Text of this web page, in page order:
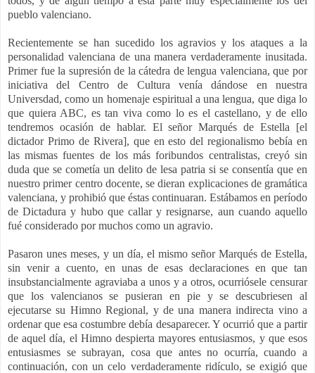
pueblo valenciano.
Recientemente se han sucedido los agravios y los ataques a la
personalidad valenciana de una manera verdaderamente inusitada.
Primer fue la supresión de la cátedra de lengua valenciana, que por
iniciativa del Centro de Cultura venía dándose en nuestra
Universdad, como un homenaje espiritual a una lengua, que diga lo
que quiera ABC, es tan viva como lo es el castellano, y de ello
tendremos ocasión de hablar. El señor Marqués de Estella [el
dictador Primo de Rivera], que en esto del regionalismo bebía en
las mismas fuentes de los más foribundos centralistas, creyó sin
duda que se cometía un delito de lesa patria si se consentía que en
nuestro primer centro docente, se dieran explicaciones de gramática
valenciana, y prohibió que éstas continuaran. Estábamos en período
de Dictadura y hubo que callar y resignarse, aun cuando aquello
fué considerado por muchos como un agravio.
Pasaron unes meses, y un día, el mismo señor Marqués de Estella,
sin venir a cuento, en unas de esas declaraciones en que tan
insubstancialmente agraviaba a unos y a otros, ocurriósele censurar
que los valencianos se pusieran en pie y se descubriesen al
ejecutarse su Himno Regional, y de una manera indirecta vino a
ordenar que esa costumbre debía desaparecer. Y ocurrió que a partir
de aquel día, el Himno despierta mayores entusiasmos, y que esos
entusiasmes se subrayan, cosa que antes no ocurría, cuando a
continuación, con un celo verdaderamente ridículo, se exigió que